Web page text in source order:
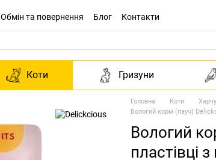
Обмін та повернення Блог
Контакти
Коти Гризуни
Головна Коти
Вологий корм (пауч)
Вологий
пластівці